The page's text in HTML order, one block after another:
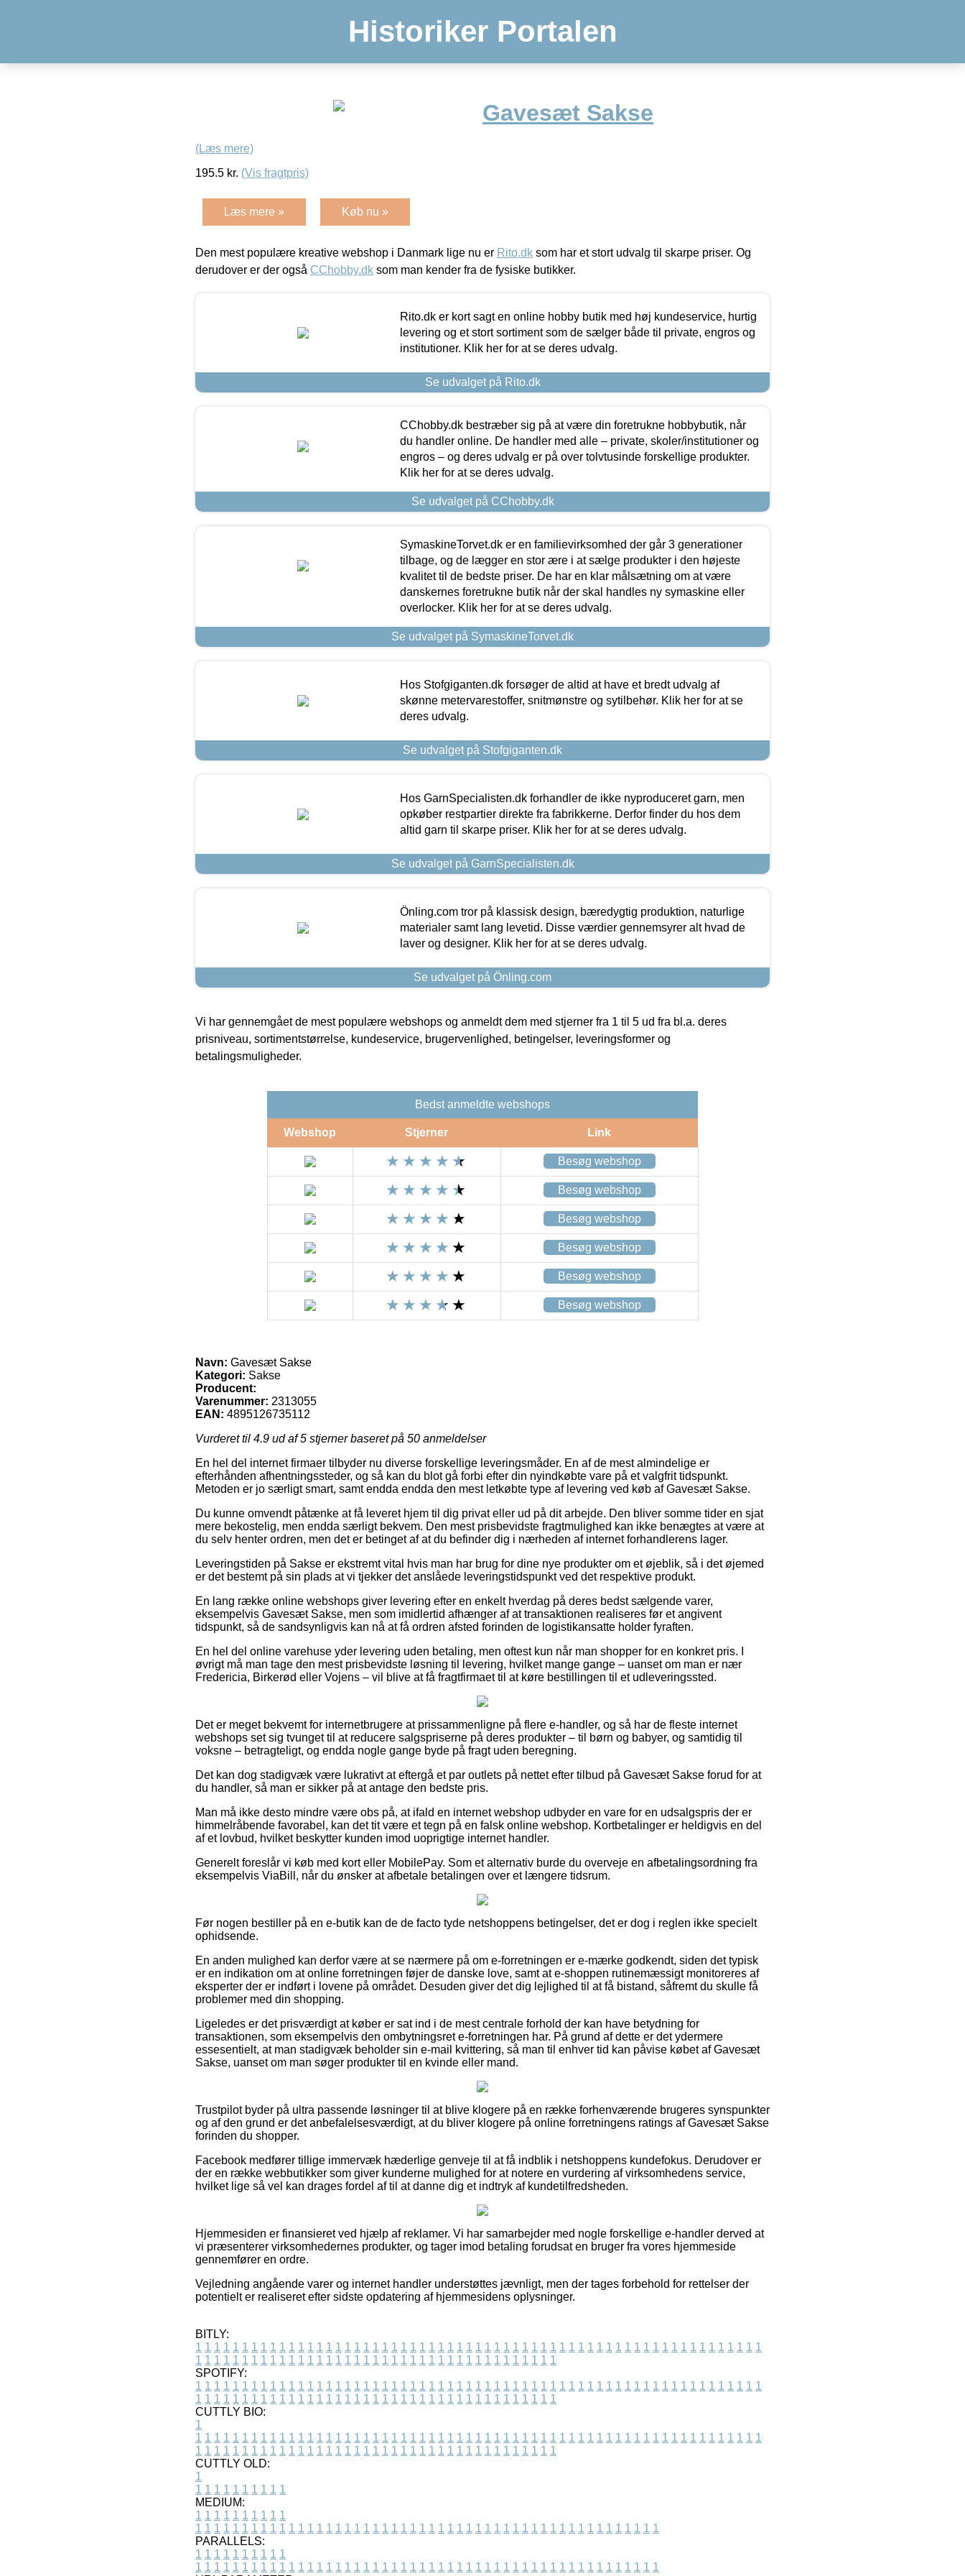
Historiker Portalen
Gavesæt Sakse
(Læs mere)
195.5 kr. (Vis fragtpris)
Læs mere » Køb nu »
Den mest populære kreative webshop i Danmark lige nu er Rito.dk som har et stort udvalg til skarpe priser. Og
derudover er der også CChobby.dk som man kender fra de fysiske butikker.
Rito.dk er kort sagt en online hobby butik med høj kundeservice, hurtig
levering og et stort sortiment som de sælger både til private, engros og
institutioner. Klik her for at se deres udvalg.
Se udvalget på Rito.dk
CChobby.dk bestræber sig på at være din foretrukne hobbybutik, når
du handler online. De handler med alle – private, skoler/institutioner og
engros – og deres udvalg er på over tolvtusinde forskellige produkter.
Klik her for at se deres udvalg.
Se udvalget på CChobby.dk
SymaskineTorvet.dk er en familievirksomhed der går 3 generationer
tilbage, og de lægger en stor ære i at sælge produkter i den højeste
kvalitet til de bedste priser. De har en klar målsætning om at være
danskernes foretrukne butik når der skal handles ny symaskine eller
overlocker. Klik her for at se deres udvalg.
Se udvalget på SymaskineTorvet.dk
Hos Stofgiganten.dk forsøger de altid at have et bredt udvalg af
skønne metervarestoffer, snitmønstre og sytilbehør. Klik her for at se
deres udvalg.
Se udvalget på Stofgiganten.dk
Hos GarnSpecialisten.dk forhandler de ikke nyproduceret garn, men
opkøber restpartier direkte fra fabrikkerne. Derfor finder du hos dem
altid garn til skarpe priser. Klik her for at se deres udvalg.
Se udvalget på GarnSpecialisten.dk
Önling.com tror på klassisk design, bæredygtig produktion, naturlige
materialer samt lang levetid. Disse værdier gennemsyrer alt hvad de
laver og designer. Klik her for at se deres udvalg.
Se udvalget på Önling.com
Vi har gennemgået de mest populære webshops og anmeldt dem med stjerner fra 1 til 5 ud fra bl.a. deres
prisniveau, sortimentstørrelse, kundeservice, brugervenlighed, betingelser, leveringsformer og
betalingsmuligheder.
Bedst anmeldte webshops
Webshop Stjerner Link
Besøg webshop
Besøg webshop
Besøg webshop
Besøg webshop
Besøg webshop
Besøg webshop
Navn: Gavesæt Sakse
Kategori: Sakse
Producent:
Varenummer: 2313055
EAN: 4895126735112
Vurderet til 4.9 ud af 5 stjerner baseret på 50 anmeldelser
En hel del internet firmaer tilbyder nu diverse forskellige leveringsmåder. En af de mest almindelige er
efterhånden afhentningssteder, og så kan du blot gå forbi efter din nyindkøbte vare på et valgfrit tidspunkt.
Metoden er jo særligt smart, samt endda endda den mest letkøbte type af levering ved køb af Gavesæt Sakse.
Du kunne omvendt påtænke at få leveret hjem til dig privat eller ud på dit arbejde. Den bliver somme tider en sjat
mere bekostelig, men endda særligt bekvem. Den mest prisbevidste fragtmulighed kan ikke benægtes at være at
du selv henter ordren, men det er betinget af at du befinder dig i nærheden af internet forhandlerens lager.
Leveringstiden på Sakse er ekstremt vital hvis man har brug for dine nye produkter om et øjeblik, så i det øjemed
er det bestemt på sin plads at vi tjekker det anslåede leveringstidspunkt ved det respektive produkt.
En lang række online webshops giver levering efter en enkelt hverdag på deres bedst sælgende varer,
eksempelvis Gavesæt Sakse, men som imidlertid afhænger af at transaktionen realiseres før et angivent
tidspunkt, så de sandsynligvis kan nå at få ordren afsted forinden de logistikansatte holder fyraften.
En hel del online varehuse yder levering uden betaling, men oftest kun når man shopper for en konkret pris. I
øvrigt må man tage den mest prisbevidste løsning til levering, hvilket mange gange – uanset om man er nær
Fredericia, Birkerød eller Vojens – vil blive at få fragtfirmaet til at køre bestillingen til et udleveringssted.
Det er meget bekvemt for internetbrugere at prissammenligne på flere e-handler, og så har de fleste internet
webshops set sig tvunget til at reducere salgspriserne på deres produkter – til børn og babyer, og samtidig til
voksne – betragteligt, og endda nogle gange byde på fragt uden beregning.
Det kan dog stadigvæk være lukrativt at eftergå et par outlets på nettet efter tilbud på Gavesæt Sakse forud for at
du handler, så man er sikker på at antage den bedste pris.
Man må ikke desto mindre være obs på, at ifald en internet webshop udbyder en vare for en udsalgspris der er
himmelråbende favorabel, kan det tit være et tegn på en falsk online webshop. Kortbetalinger er heldigvis en del
af et lovbud, hvilket beskytter kunden imod uoprigtige internet handler.
Generelt foreslår vi køb med kort eller MobilePay. Som et alternativ burde du overveje en afbetalingsordning fra
eksempelvis ViaBill, når du ønsker at afbetale betalingen over et længere tidsrum.
Før nogen bestiller på en e-butik kan de de facto tyde netshoppens betingelser, det er dog i reglen ikke specielt
ophidsende.
En anden mulighed kan derfor være at se nærmere på om e-forretningen er e-mærke godkendt, siden det typisk
er en indikation om at online forretningen føjer de danske love, samt at e-shoppen rutinemæssigt monitoreres af
eksperter der er indført i lovene på området. Desuden giver det dig lejlighed til at få bistand, såfremt du skulle få
problemer med din shopping.
Ligeledes er det prisværdigt at køber er sat ind i de mest centrale forhold der kan have betydning for
transaktionen, som eksempelvis den ombytningsret e-forretningen har. På grund af dette er det ydermere
essesentielt, at man stadigvæk beholder sin e-mail kvittering, så man til enhver tid kan påvise købet af Gavesæt
Sakse, uanset om man søger produkter til en kvinde eller mand.
Trustpilot byder på ultra passende løsninger til at blive klogere på en række forhenværende brugeres synspunkter
og af den grund er det anbefalelsesværdigt, at du bliver klogere på online forretningens ratings af Gavesæt Sakse
forinden du shopper.
Facebook medfører tillige immervæk hæderlige genveje til at få indblik i netshoppens kundefokus. Derudover er
der en række webbutikker som giver kunderne mulighed for at notere en vurdering af virksomhedens service,
hvilket lige så vel kan drages fordel af til at danne dig et indtryk af kundetilfredsheden.
Hjemmesiden er finansieret ved hjælp af reklamer. Vi har samarbejder med nogle forskellige e-handler derved at
vi præsenterer virksomhedernes produkter, og tager imod betaling forudsat en bruger fra vores hjemmeside
gennemfører en ordre.
Vejledning angående varer og internet handler understøttes jævnligt, men der tages forbehold for rettelser der
potentielt er realiseret efter sidste opdatering af hjemmesidens oplysninger.
BITLY:
1 1 1 1 1 1 1 1 1 1 1 1 1 1 1 1 1 1 1 1 1 1 1 1 1 1 1 1 1 1 1 1 1 1 1 1 1 1 1 1 1 1 1 1 1 1 1 1 1 1 1 1 1 1 1 1 1 1 1 1 1
1 1 1 1 1 1 1 1 1 1 1 1 1 1 1 1 1 1 1 1 1 1 1 1 1 1 1 1 1 1 1 1 1 1 1 1 1 1 1
SPOTIFY:
1 1 1 1 1 1 1 1 1 1 1 1 1 1 1 1 1 1 1 1 1 1 1 1 1 1 1 1 1 1 1 1 1 1 1 1 1 1 1 1 1 1 1 1 1 1 1 1 1 1 1 1 1 1 1 1 1 1 1 1 1
1 1 1 1 1 1 1 1 1 1 1 1 1 1 1 1 1 1 1 1 1 1 1 1 1 1 1 1 1 1 1 1 1 1 1 1 1 1 1
CUTTLY BIO:
1
1 1 1 1 1 1 1 1 1 1 1 1 1 1 1 1 1 1 1 1 1 1 1 1 1 1 1 1 1 1 1 1 1 1 1 1 1 1 1 1 1 1 1 1 1 1 1 1 1 1 1 1 1 1 1 1 1 1 1 1 1
1 1 1 1 1 1 1 1 1 1 1 1 1 1 1 1 1 1 1 1 1 1 1 1 1 1 1 1 1 1 1 1 1 1 1 1 1 1 1
CUTTLY OLD:
1
1 1 1 1 1 1 1 1 1 1
MEDIUM:
1 1 1 1 1 1 1 1 1 1
1 1 1 1 1 1 1 1 1 1 1 1 1 1 1 1 1 1 1 1 1 1 1 1 1 1 1 1 1 1 1 1 1 1 1 1 1 1 1 1 1 1 1 1 1 1 1 1 1 1
PARALLELS:
1 1 1 1 1 1 1 1 1 1
1 1 1 1 1 1 1 1 1 1 1 1 1 1 1 1 1 1 1 1 1 1 1 1 1 1 1 1 1 1 1 1 1 1 1 1 1 1 1 1 1 1 1 1 1 1 1 1 1 1